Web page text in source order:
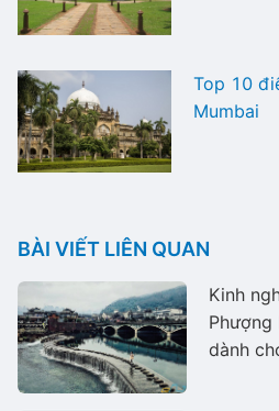
Top 10
Mumbai
BÀI VIẾT LIÊN QUAN
Kinh
Phượng
dành